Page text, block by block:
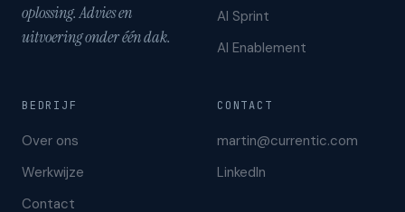
oplossing. Advies en
uitvoering onder één dak.
AI Sprint
AI Enablement
BEDRIJF
Over ons
Werkwijze
Contact
CONTACT
martin@currentic.com
LinkedIn